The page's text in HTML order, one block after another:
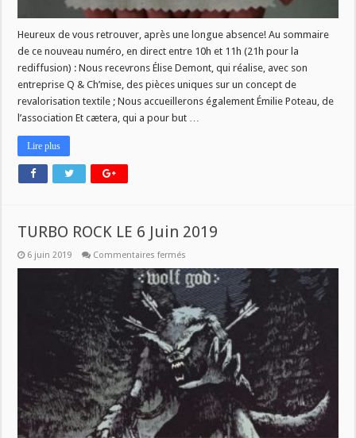
Heureux de vous retrouver, après une longue absence! Au sommaire
de ce nouveau numéro, en direct entre 10h et 11h (21h pour la
rediffusion) : Nous recevrons Élise Demont, qui réalise, avec son
entreprise Q & Ch’mise, des pièces uniques sur un concept de
revalorisation textile ; Nous accueillerons également Émilie Poteau, de
l’association Et cætera, qui a pour but …
Lire plus
TURBO ROCK LE 6 Juin 2019
6 juin 2019 Commentaires fermés
ROCK
LE
6
Juin
2019